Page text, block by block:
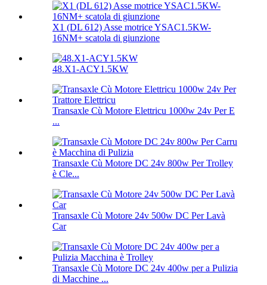
X1 (DL 612) Asse motrice YSAC1.5KW-
16NM+ scatola di giunzione
48.X1-ACY1.5KW
Transaxle Cù Motore Elettricu 1000w 24v Per E
...
Transaxle Cù Motore DC 24v 800w Per Trolley
è Cle...
Transaxle Cù Motore 24v 500w DC Per Lavà
Car
Transaxle Cù Motore DC 24v 400w per a Pulizia
di Macchine ...